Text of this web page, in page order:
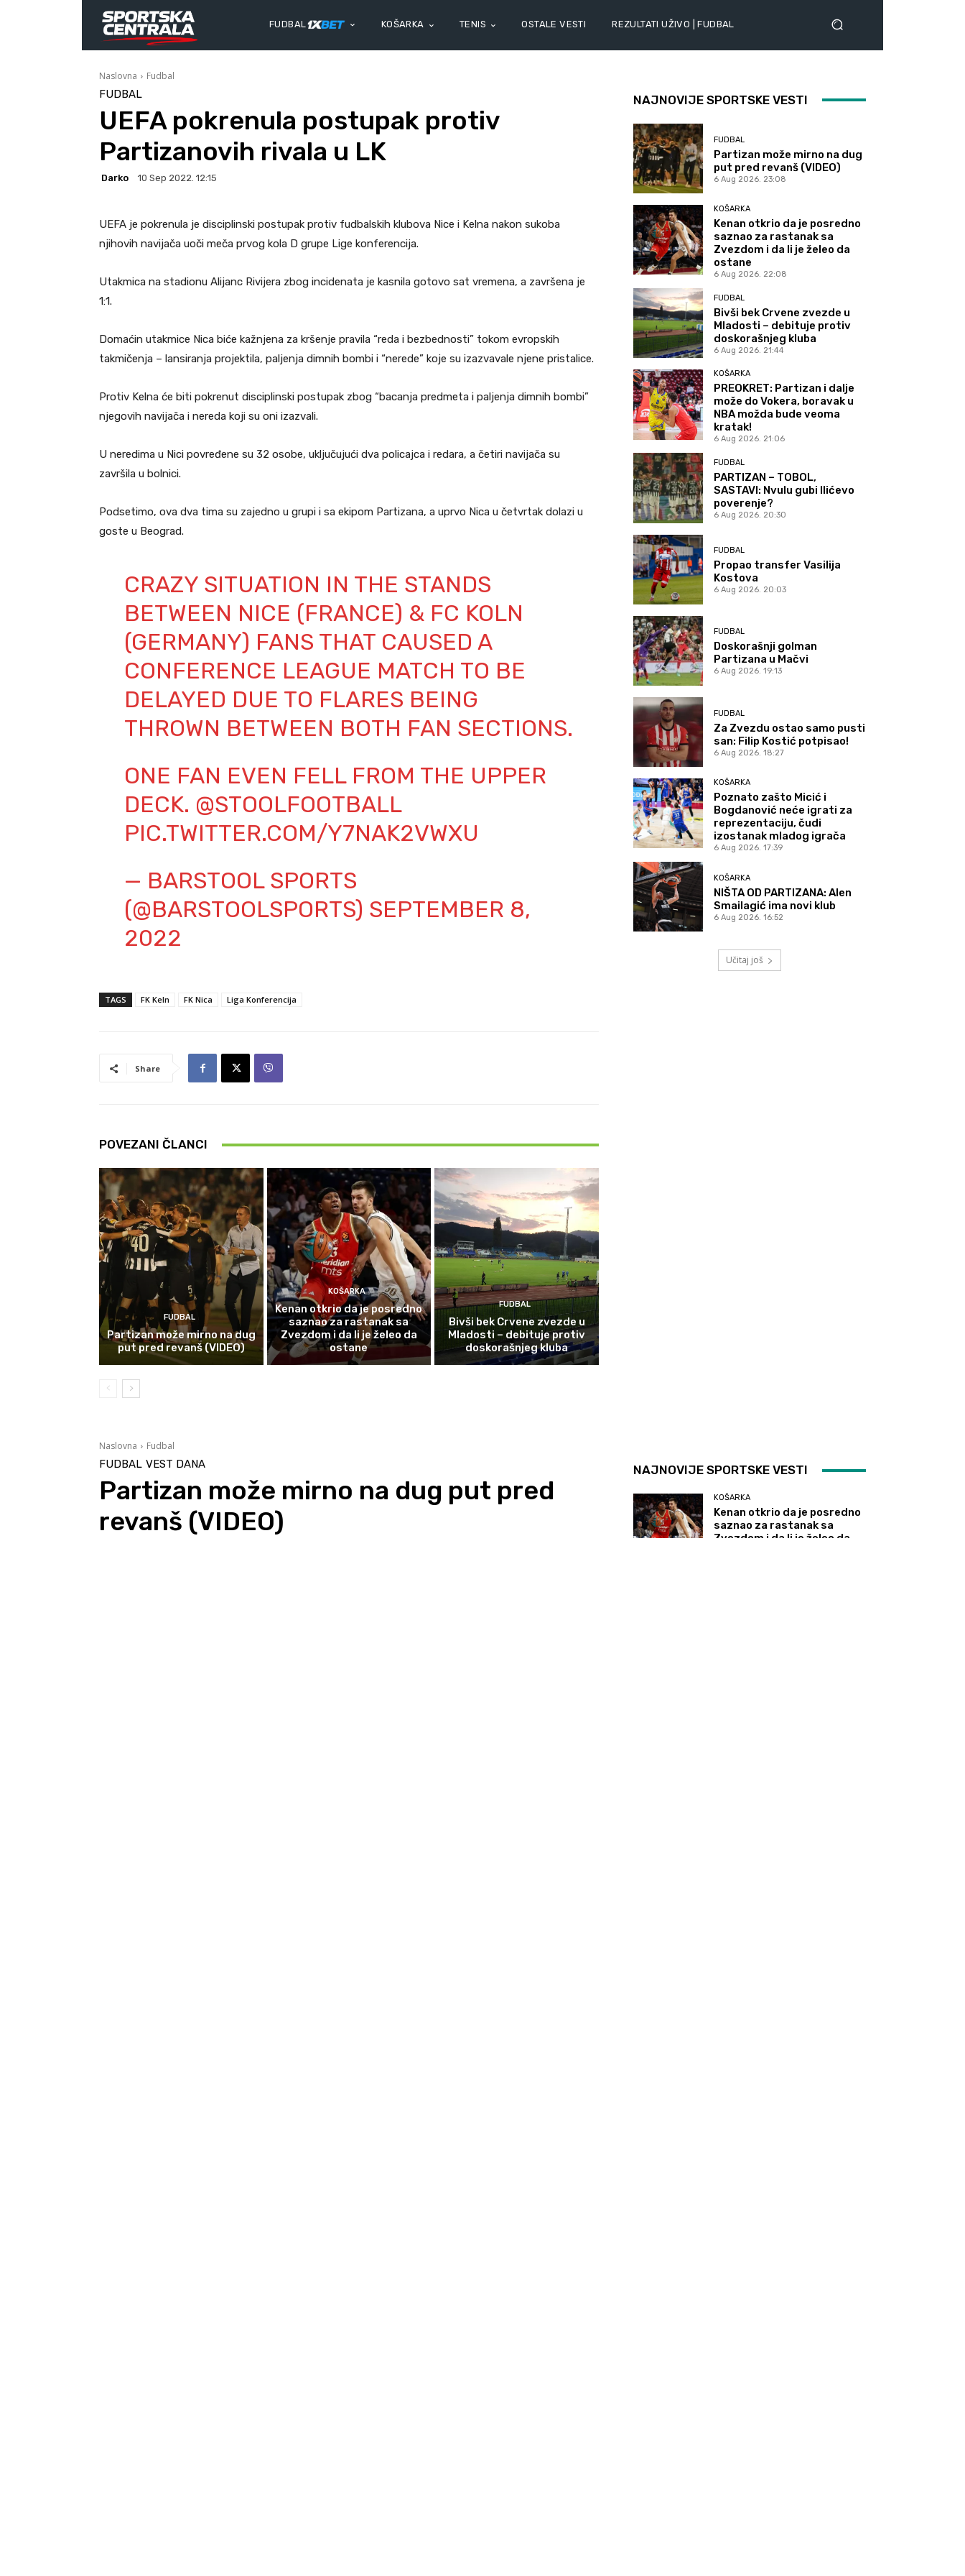
FUDBAL KOŠARKA TENIS OSTALE VESTI REZULTATI UŽIVO | FUDBAL
Naslovna Fudbal
FUDBAL
UEFA pokrenula postupak protiv
Partizanovih rivala u LK
Darko 10 Sep 2022. 12:15
UEFA je pokrenula je disciplinski postupak protiv fudbalskih klubova Nice i Kelna nakon sukoba
njihovih navijača uoči meča prvog kola D grupe Lige konferencija.
Utakmica na stadionu Alijanc Rivijera zbog incidenata je kasnila gotovo sat vremena, a završena je
1:1.
Domaćin utakmice Nica biće kažnjena za kršenje pravila “reda i bezbednosti” tokom evropskih
takmičenja – lansiranja projektila, paljenja dimnih bombi i “nerede” koje su izazvavale njene pristalice.
Protiv Kelna će biti pokrenut disciplinski postupak zbog “bacanja predmeta i paljenja dimnih bombi”
njegovih navijača i nereda koji su oni izazvali.
U neredima u Nici povređene su 32 osobe, uključujući dva policajca i redara, a četiri navijača su
završila u bolnici.
Podsetimo, ova dva tima su zajedno u grupi i sa ekipom Partizana, a uprvo Nica u četvrtak dolazi u
goste u Beograd.
CRAZY SITUATION IN THE STANDS
BETWEEN NICE (FRANCE) & FC KOLN
(GERMANY) FANS THAT CAUSED A
CONFERENCE LEAGUE MATCH TO BE
DELAYED DUE TO FLARES BEING
THROWN BETWEEN BOTH FAN SECTIONS.
ONE FAN EVEN FELL FROM THE UPPER
DECK. @STOOLFOOTBALL
PIC.TWITTER.COM/Y7NAK2VWXU
— BARSTOOL SPORTS
(@BARSTOOLSPORTS) SEPTEMBER 8,
2022
TAGS FK Keln FK Nica Liga Konferencija
Share
POVEZANI ČLANCI
FUDBAL
Partizan može mirno na dug
put pred revanš (VIDEO)
KOŠARKA
Kenan otkrio da je posredno
saznao za rastanak sa
Zvezdom i da li je želeo da
ostane
FUDBAL
Bivši bek Crvene zvezde u
Mladosti – debituje protiv
doskorašnjeg kluba
NAJNOVIJE SPORTSKE VESTI
FUDBAL
Partizan može mirno na dug
put pred revanš (VIDEO)
6 Aug 2026. 23:08
KOŠARKA
Kenan otkrio da je posredno
saznao za rastanak sa
Zvezdom i da li je želeo da
ostane
6 Aug 2026. 22:08
FUDBAL
Bivši bek Crvene zvezde u
Mladosti – debituje protiv
doskorašnjeg kluba
6 Aug 2026. 21:44
KOŠARKA
PREOKRET: Partizan i dalje
može do Vokera, boravak u
NBA možda bude veoma
kratak!
6 Aug 2026. 21:06
FUDBAL
PARTIZAN – TOBOL,
SASTAVI: Nvulu gubi Ilićevo
poverenje?
6 Aug 2026. 20:30
FUDBAL
Propao transfer Vasilija
Kostova
6 Aug 2026. 20:03
FUDBAL
Doskorašnji golman
Partizana u Mačvi
6 Aug 2026. 19:13
FUDBAL
Za Zvezdu ostao samo pusti
san: Filip Kostić potpisao!
6 Aug 2026. 18:27
KOŠARKA
Poznato zašto Micić i
Bogdanović neće igrati za
reprezentaciju, čudi
izostanak mladog igrača
6 Aug 2026. 17:39
KOŠARKA
NIŠTA OD PARTIZANA: Alen
Smailagić ima novi klub
6 Aug 2026. 16:52
Učitaj još